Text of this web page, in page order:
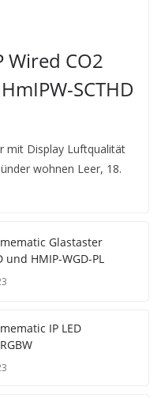
Wired CO2
SCTHD
mit Display Luftqualität
wohnen Leer, 18.
Glastaster
und HMIP-WGD-PL
IP LED